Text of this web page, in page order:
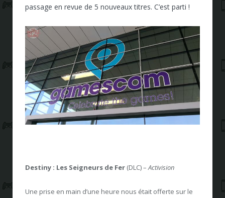
passage en revue de 5 nouveaux titres. C’est parti !
Destiny : Les Seigneurs de Fer (DLC)–Activision
Une prise en main d’une heure nous était offerte sur le